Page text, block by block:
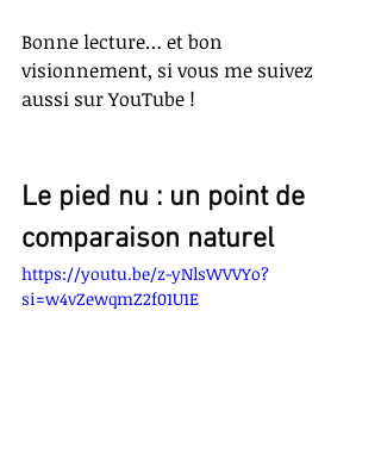
Bonne lecture… et bon
visionnement, si vous me suivez
aussi sur YouTube !
Le pied nu : un point de
comparaison naturel
https://youtu.be/z-yNlsWVVYo?
si=w4vZewqmZ2f01U1E